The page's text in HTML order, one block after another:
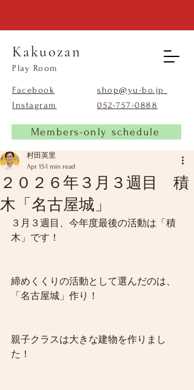
Kakuozan
​Play Room
Facebook
Instagram
shop@yu-bo.jp
​052-757-0888
Members-only schedule
２０２６年３月３週目 積
木「名古屋城」
村田英里
Apr 151 min read
３月３週目、今年度最後の活動は「積
木」です！
締めくくりの活動として選んだのは、
「名古屋城」作り！
親子クラスは大きな建物を作りまし
た！